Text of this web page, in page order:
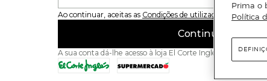
Ao continuar, aceitas as Condições de utilização do site
Continuar
A sua conta dá-lhe acesso à loja El Corte Inglés e ao
Prima o
Política